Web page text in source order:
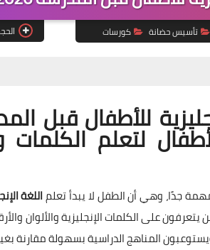
تأسيس حضانة كورسات
لتعلم الكلمات
جدًا، وهي أن الطفل لا يبدأ تعلماللغة
على الكلمات الإنجليزية والألوان
المناهج الدراسية بسهولة مقارنة